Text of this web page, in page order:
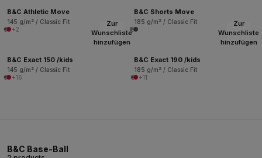
B&C Athletic Move
145 g/m² / Classic Fit
+2
B&C Shorts Move
185 g/m² / Classic Fit
Zur
Wunschliste
hinzufügen
B&C Exact 150 /kids
145 g/m² / Classic Fit
+16
Zur
Wunschliste
hinzufügen
B&C Exact 190 /kids
185 g/m² / Classic Fit
+11
B&C Base-Ball